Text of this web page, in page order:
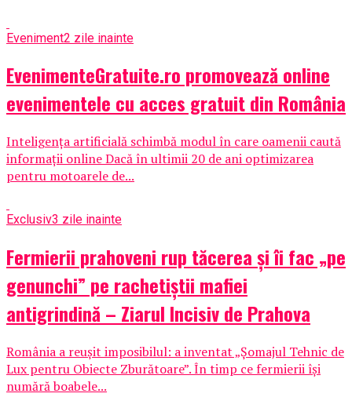
Eveniment2 zile inainte
EvenimenteGratuite.ro promovează online
evenimentele cu acces gratuit din România
Inteligența artificială schimbă modul în care oamenii caută
informații online Dacă în ultimii 20 de ani optimizarea
pentru motoarele de...
Exclusiv3 zile inainte
Fermierii prahoveni rup tăcerea și îi fac „pe
genunchi” pe rachetiștii mafiei
antigrindină – Ziarul Incisiv de Prahova
România a reușit imposibilul: a inventat „Șomajul Tehnic de
Lux pentru Obiecte Zburătoare”. În timp ce fermierii își
numără boabele...